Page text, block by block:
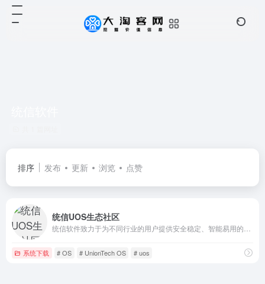
排序 发布 更新 浏览 点赞
统信UOS生态社区
系统下载 # OS # UnionTech OS # uos